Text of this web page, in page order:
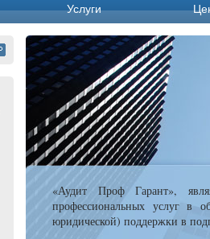
Услуги
«Аудит Проф Гарант»,
профессиональных услуг в
юридической) поддержки в